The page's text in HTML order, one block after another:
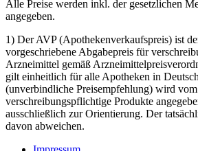
Alle Preise werden inkl. der gesetzlichen
angegeben.
1) Der AVP (Apothekenverkaufspreis) ist
vorgeschriebene Abgabepreis für
Arzneimittel gemäß
gilt einheitlich für alle Apotheken in
(unverbindliche Preisempfehlung) wird
verschreibungspflichtige Produkte
ausschließlich zur Orientierung. Der
davon abweichen.